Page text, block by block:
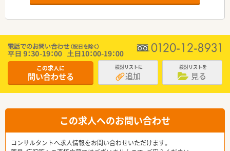
この求人に
問い合わせる
検討リストに
追加
検討リストを
見る
この求人へのお問い合わせ
コンサルタントへ求人情報をお問い合わせいただけます。